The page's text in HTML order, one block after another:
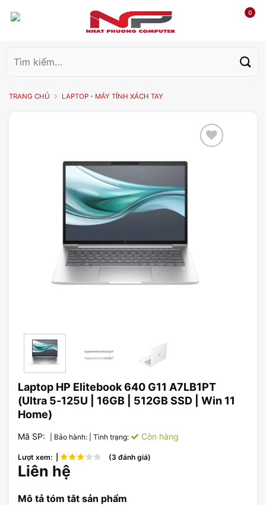
0
kiếm:
TRANG CHỦ LAPTOP - MÁY TÍNH XÁCH TAY
Laptop HP Elitebook 640 G11 A7LB1PT
(Ultra 5-125U | 16GB | 512GB SSD | Win 11
Home)
Mã SP: | Bảo hành: | Tình trạng: Còn hàng
Lượt xem: | (3 đánh giá)
Liên hệ
Mô tả tóm tắt sản phẩm